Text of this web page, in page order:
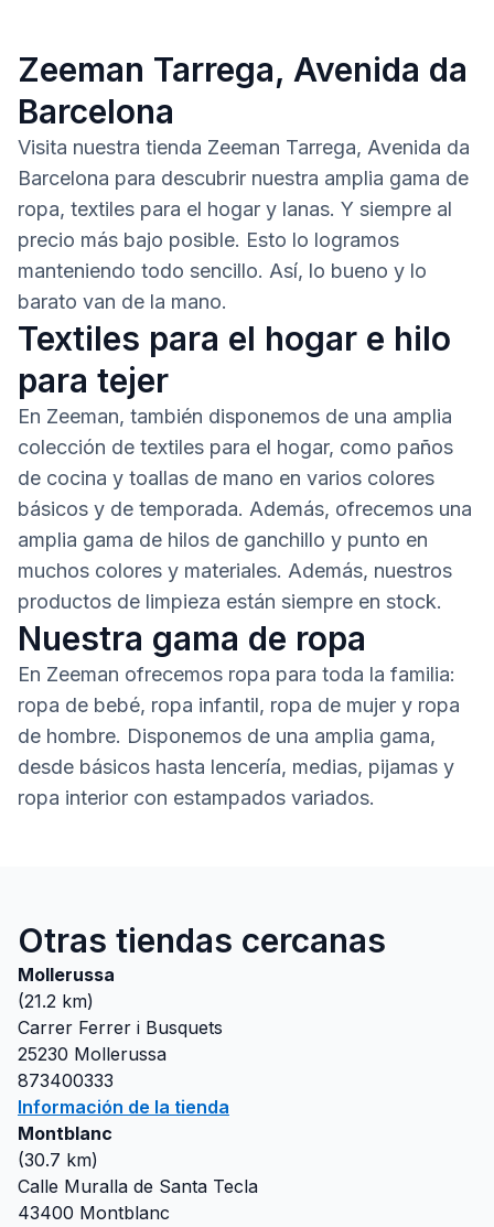
Zeeman Tarrega, Avenida da
Barcelona
Visita nuestra tienda Zeeman Tarrega, Avenida da
Barcelona para descubrir nuestra amplia gama de
ropa, textiles para el hogar y lanas. Y siempre al
precio más bajo posible. Esto lo logramos
manteniendo todo sencillo. Así, lo bueno y lo
barato van de la mano.
Textiles para el hogar e hilo
para tejer
En Zeeman, también disponemos de una amplia
colección de textiles para el hogar, como paños
de cocina y toallas de mano en varios colores
básicos y de temporada. Además, ofrecemos una
amplia gama de hilos de ganchillo y punto en
muchos colores y materiales. Además, nuestros
productos de limpieza están siempre en stock.
Nuestra gama de ropa
En Zeeman ofrecemos ropa para toda la familia:
ropa de bebé, ropa infantil, ropa de mujer y ropa
de hombre. Disponemos de una amplia gama,
desde básicos hasta lencería, medias, pijamas y
ropa interior con estampados variados.
Otras tiendas cercanas
Mollerussa
(21.2 km)
Carrer Ferrer i Busquets
25230 Mollerussa
873400333
Información de la tienda
Montblanc
(30.7 km)
Calle Muralla de Santa Tecla
43400 Montblanc